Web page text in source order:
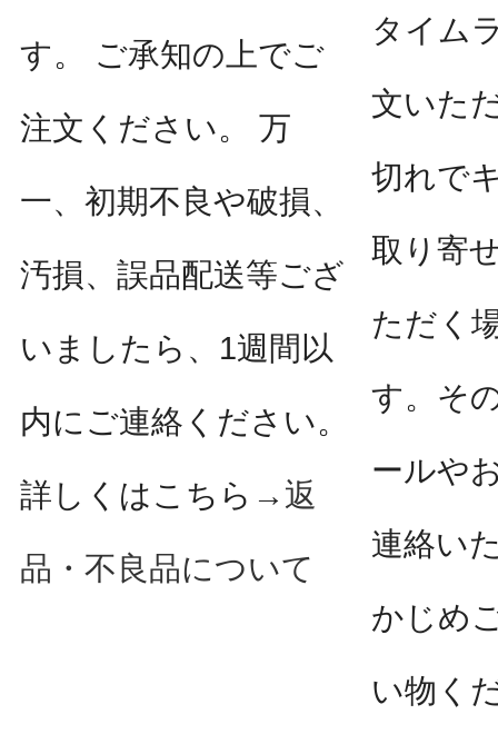
す。 ご承知の上でご
注文ください。 万
一、初期不良や破損、
汚損、誤品配送等ござ
いましたら、1週間以
内にご連絡ください。
詳しくはこちら→ 返
品・不良品について
タイム
文いた
切れで
取り寄
ただく
す。そ
ールや
連絡い
かじめ
い物く